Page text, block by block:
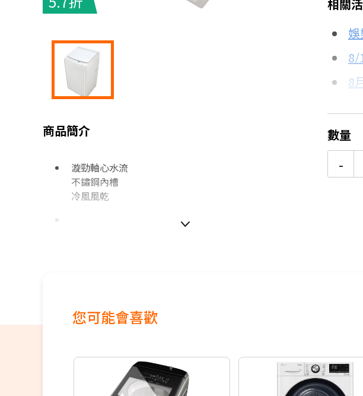
商品簡介
漩勁軸心水流
不鏽鋼內槽
冷風風乾
配送時間以物流聯絡約定的時間為準
偏遠地區及外島不送！
順序陸續出貨，如遇原廠供貨延遲，將會再另外發送簡訊通
若您同意以上約定事項再行下單，謝謝。
信用
3
相關
8/
8
更
2
數量
-
您可能會喜歡